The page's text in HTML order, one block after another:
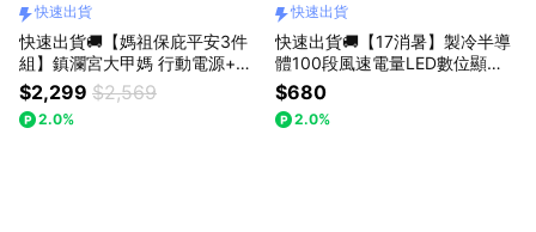
快速出貨
快速出貨🚚【媽祖保庇平安3件
組】鎮瀾宮大甲媽 行動電源+隨
身風扇+手機掛繩【台灣製造】
$2,299 $2,569
2.0%
快速出貨
快速出貨🚚【17消暑】製冷半導
體100段風速電量LED數位顯示
手持風扇K52 E-books
$680
2.0%